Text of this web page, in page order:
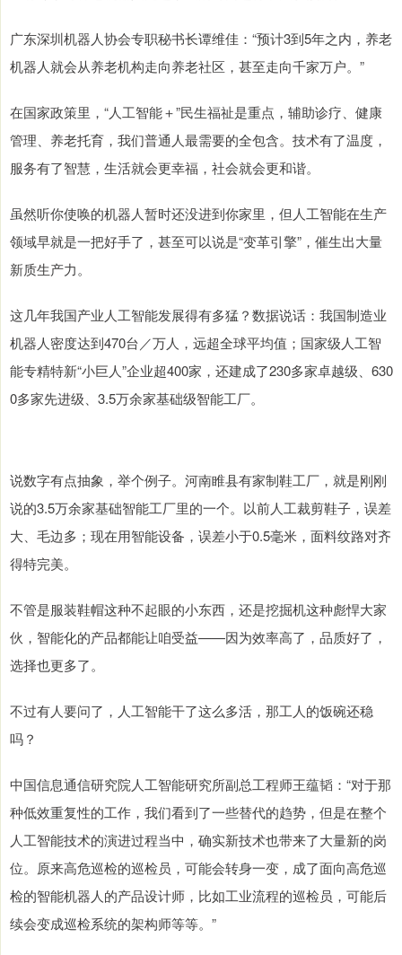
广东深圳机器人协会专职秘书长谭维佳：“预计3到5年之内，养老
机器人就会从养老机构走向养老社区，甚至走向千家万户。”
在国家政策里，“人工智能＋”民生福祉是重点，辅助诊疗、健康
管理、养老托育，我们普通人最需要的全包含。技术有了温度，
服务有了智慧，生活就会更幸福，社会就会更和谐。
虽然听你使唤的机器人暂时还没进到你家里，但人工智能在生产
领域早就是一把好手了，甚至可以说是“变革引擎”，催生出大量
新质生产力。
这几年我国产业人工智能发展得有多猛？数据说话：我国制造业
机器人密度达到470台／万人，远超全球平均值；国家级人工智
能专精特新“小巨人”企业超400家，还建成了230多家卓越级、630
0多家先进级、3.5万余家基础级智能工厂。
说数字有点抽象，举个例子。河南睢县有家制鞋工厂，就是刚刚
说的3.5万余家基础智能工厂里的一个。以前人工裁剪鞋子，误差
大、毛边多；现在用智能设备，误差小于0.5毫米，面料纹路对齐
得特完美。
不管是服装鞋帽这种不起眼的小东西，还是挖掘机这种彪悍大家
伙，智能化的产品都能让咱受益——因为效率高了，品质好了，
选择也更多了。
不过有人要问了，人工智能干了这么多活，那工人的饭碗还稳
吗？
中国信息通信研究院人工智能研究所副总工程师王蕴韬：“对于那
种低效重复性的工作，我们看到了一些替代的趋势，但是在整个
人工智能技术的演进过程当中，确实新技术也带来了大量新的岗
位。原来高危巡检的巡检员，可能会转身一变，成了面向高危巡
检的智能机器人的产品设计师，比如工业流程的巡检员，可能后
续会变成巡检系统的架构师等等。”